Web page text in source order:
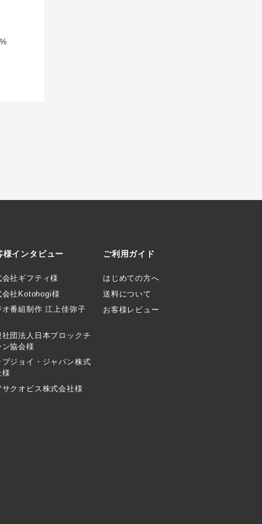
様インタビュー
会社ギフティ様
会社Kotohogi様
オ番組制作 江上佳弥子
社団法人日本ブロックチ
ン協会様
プジョイ・ジャパン株式
様
サクオビス株式会社様
ご利用ガイド
はじめての方へ
送料について
お客様レビュー